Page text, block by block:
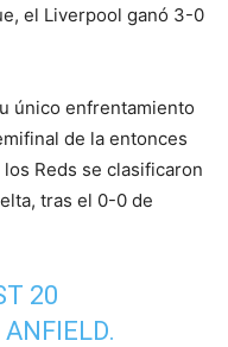
el Liverpool ganó 3-0
único enfrentamiento
de la entonces
los Reds se clasificaron
tras el 0-0 de
20